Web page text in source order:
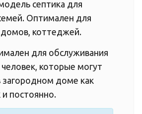
септика для
Оптимален для
коттеджей.
для обслуживания
которые могут
загородном доме как
и постоянно.